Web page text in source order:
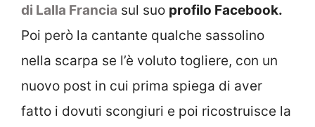
di Lalla Francia sul suo profilo Facebook.
Poi però la cantante qualche sassolino
nella scarpa se l’è voluto togliere, con un
nuovo post in cui prima spiega di aver
fatto i dovuti scongiuri e poi ricostruisce la